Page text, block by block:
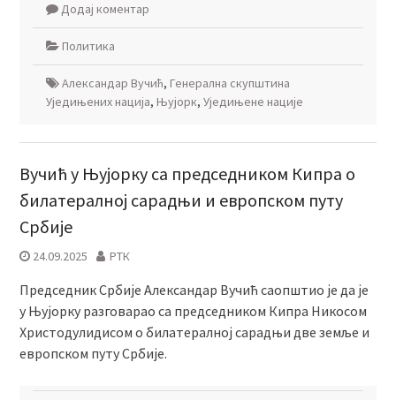
Додај коментар
Политика
Александар Вучић, Генерална скупштина
Уједињених нација, Њујорк, Уједињене нације
Вучић у Њујорку са председником Кипра о
билатералној сарадњи и европском путу
Србије
24.09.2025 РТК
Председник Србије Александар Вучић саопштио је да је
у Њујорку разговарао са председником Кипра Никосом
Христодулидисом о билатералној сарадњи две земље и
европском путу Србије.